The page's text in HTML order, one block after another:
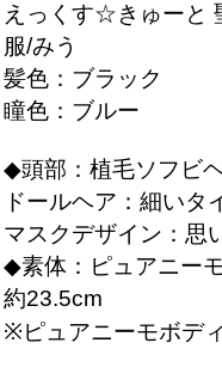
えっくす☆きゅーと
服/みう
髪色：ブラック
瞳色：ブルー
◆頭部：植毛ソフビ
ドールヘア：細いタ
マスクデザイン：思
◆素体：ピュアニー
約23.5cm
※ピュアニーモボデ